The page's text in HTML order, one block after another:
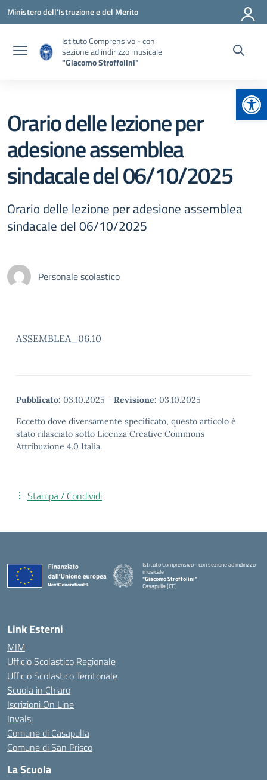
Vai ai contenuti
Vai al menu di navigazione
Vai al footer
Ministero dell'Istruzione e del Merito
Istituto Comprensivo - con
sezione ad indirizzo musicale
"Giacomo Stroffolini"
Orario delle lezione per
adesione assemblea
sindacale del 06/10/2025
Orario delle lezione per adesione assemblea
sindacale del 06/10/2025
Personale scolastico
ASSEMBLEA_06.10
Pubblicato: 03.10.2025 - Revisione: 03.10.2025
Eccetto dove diversamente specificato, questo articolo è
stato rilasciato sotto Licenza Creative Commons
Attribuzione 4.0 Italia.
Stampa / Condividi
Istituto Comprensivo - con sezione ad indirizzo
musicale
"Giacomo Stroffolini"
Casapulla (CE)
Link Esterni
MIM
Ufficio Scolastico Regionale
Ufficio Scolastico Territoriale
Scuola in Chiaro
Iscrizioni On Line
Invalsi
Comune di Casapulla
Comune di San Prisco
La Scuola